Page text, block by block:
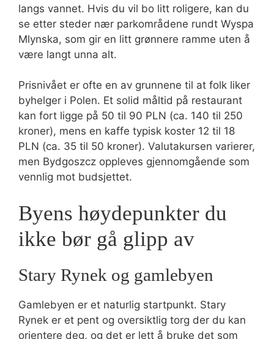
langs vannet. Hvis du vil bo litt roligere, kan du
se etter steder nær parkområdene rundt Wyspa
Mlynska, som gir en litt grønnere ramme uten å
være langt unna alt.
Prisnivået er ofte en av grunnene til at folk liker
byhelger i Polen. Et solid måltid på restaurant
kan fort ligge på 50 til 90 PLN (ca. 140 til 250
kroner), mens en kaffe typisk koster 12 til 18
PLN (ca. 35 til 50 kroner). Valutakursen varierer,
men Bydgoszcz oppleves gjennomgående som
vennlig mot budsjettet.
Byens høydepunkter du
ikke bør gå glipp av
Stary Rynek og gamlebyen
Gamlebyen er et naturlig startpunkt. Stary
Rynek er et pent og oversiktlig torg der du kan
orientere deg, og det er lett å bruke det som